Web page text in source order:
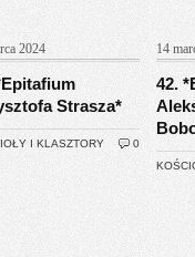
2024
Strasza*
I KLASZTORY 0
14
42.